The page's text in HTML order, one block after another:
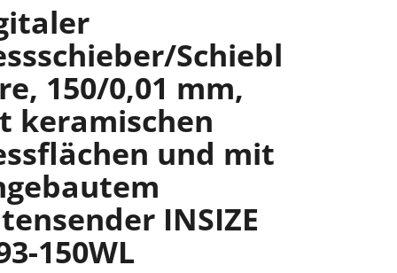
Schiebl
150/0,01 mm,
keramischen
und mit
INSIZE
150WL